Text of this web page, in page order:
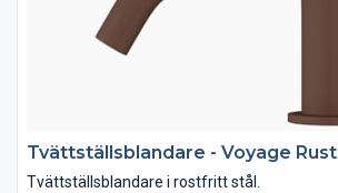
Tvättställsblandare - Voyage Rust
Tvättställsblandare i rostfritt stål.